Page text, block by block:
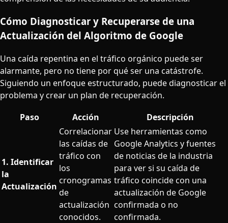
Cómo Diagnosticar y Recuperarse de una
Actualización del Algoritmo de Google
Una caída repentina en el tráfico orgánico puede ser
alarmante, pero no tiene por qué ser una catástrofe.
Siguiendo un enfoque estructurado, puede diagnosticar el
problema y crear un plan de recuperación.
Paso
Acción Descripción
1. Identificar
la
Actualización
Correlacionar
las caídas de
tráfico con
los
cronogramas
de
actualización
conocidos.
Use herramientas como
Google Analytics y fuentes
de noticias de la industria
para ver si su caída de
tráfico coincide con una
actualización de Google
confirmada o no
confirmada.